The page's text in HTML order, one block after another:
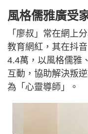
風格儒雅廣受
「廖叔」常在網上
教育網紅，其在抖
4.4萬，以風格儒雅
互動，協助解決叛
為「心靈導師」。